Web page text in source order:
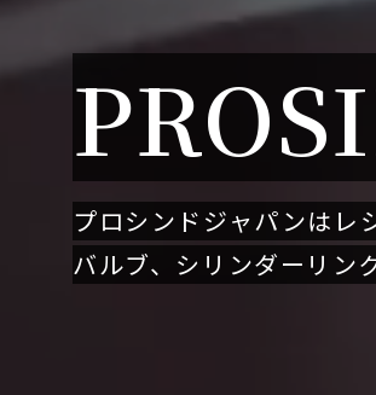
プロシンドジャパンはレ
バルブ、シリンダーリン